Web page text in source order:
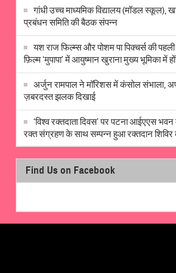
गांधी उच्च माध्यमिक विद्यालय (मॉडल स्कूल),
प्रबंधन समिति की बैठक संपन्न
यश राज फिल्म्स और पोशम पा पिक्चर्स की
फ़िल्म ‘मुपापा’ में आयुष्मान खुराना मुख्य भूमिका में
अर्जुन रामपाल ने मॉरिशस में कंसोल संभाला,
ज़बरदस्त झलक दिखाई
‘विश्व रक्तदाता दिवस’ पर पटना आईएएस
रक्त संग्रहण के साथ सम्पन्न हुआ रक्तदान
Find Us on Facebook